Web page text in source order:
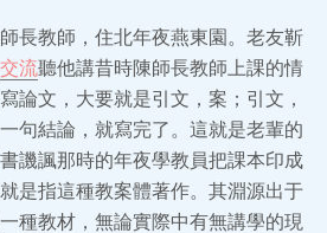
長教師，住北年夜燕東園。老友靳
交流聽他講昔時陳師長教師上課的情
論文，大要就是引文，案；引文，
句結論，就寫完了。這就是老輩的
譏諷那時的年夜學教員把課本印成
是指這種教案體著作。其淵源出于
種教材，無論實際中有無講學的現